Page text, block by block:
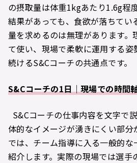
の摂取量は体重1kgあたり1.6g程
結果があっても、食欲が落ちてい
量を求めるのは無理があります。
て使い、現場で柔軟に運用する
続けるS&Cコーチの共通点です。
S&Cコーチの1日｜現場での時間
S&Cコーチの仕事内容を文字で
体的なイメージが湧きにくい部分
では、チーム指導に入る一般的
紹介します。実際の現場では選手